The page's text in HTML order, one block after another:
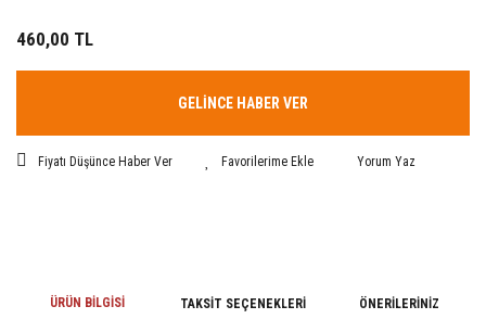
460,00 TL
GELİNCE HABER VER
Fiyatı Düşünce Haber Ver Yorum Yaz
ÜRÜN BILGISI TAKSIT SEÇENEKLERI ÖNERILERINIZ